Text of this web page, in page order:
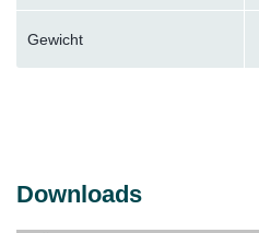
Gewicht
Downloads